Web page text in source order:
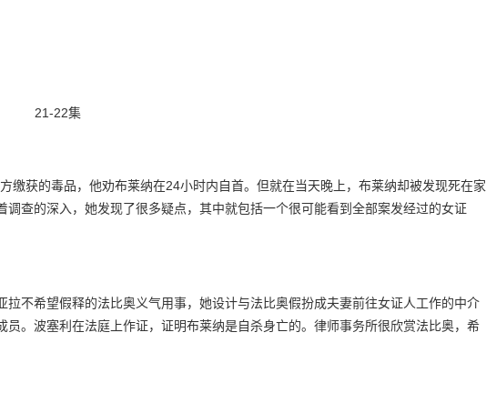
21-22集
缴获的毒品，他劝布莱纳在24小时内自首。但就在当天晚上，布莱纳却被发现死在家
查的深入，她发现了很多疑点，其中就包括一个很可能看到全部案发经过的女证
不希望假释的法比奥义气用事，她设计与法比奥假扮成夫妻前往女证人工作的中介
。波塞利在法庭上作证，证明布莱纳是自杀身亡的。律师事务所很欣赏法比奥，希